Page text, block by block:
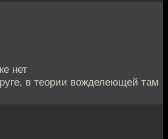
нет
в теории вожделеющей там